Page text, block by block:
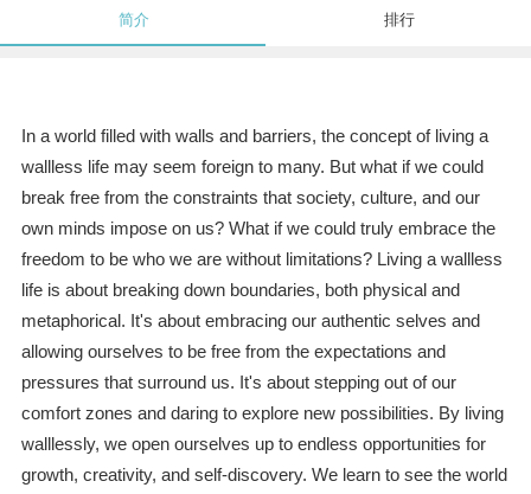
简介 排行
In a world filled with walls and barriers, the concept of living a
wallless life may seem foreign to many. But what if we could
break free from the constraints that society, culture, and our
own minds impose on us? What if we could truly embrace the
freedom to be who we are without limitations? Living a wallless
life is about breaking down boundaries, both physical and
metaphorical. It's about embracing our authentic selves and
allowing ourselves to be free from the expectations and
pressures that surround us. It's about stepping out of our
comfort zones and daring to explore new possibilities. By living
walllessly, we open ourselves up to endless opportunities for
growth, creativity, and self-discovery. We learn to see the world